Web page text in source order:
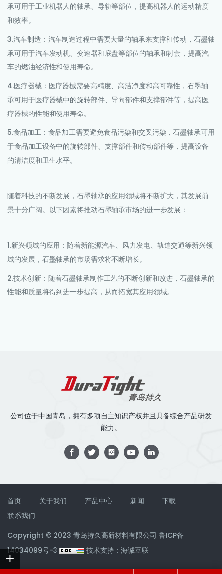
承可用于工业机器人的轴承、导轨等部位，提高机器人的运动精度
和效率。
3.汽车制造：汽车制造过程中需要大量的轴承来支撑和传动，石墨轴
承可用于汽车发动机、变速器和底盘等部位的轴承和衬套，提高汽
车的燃油经济性和使用寿命。
4.医疗器械：医疗器械需要高精度、高洁净度和高可靠性，石墨轴
承可用于医疗器械中的旋转部件、导向部件和支撑部件等，提高医
疗器械的性能和使用寿命。
5.食品加工：食品加工需要避免食品污染和交叉污染，石墨轴承可用
于食品加工设备中的旋转部件、支撑部件和传动部件等，提高设备
的清洁度和卫生水平。
随着科技的不断发展，石墨轴承的应用领域将不断扩大，其发展前
景十分广阔。以下因素将推动石墨轴承市场的进一步发展：
1.新兴领域的应用：随着新能源汽车、风力发电、轨道交通等新兴领
域的发展，石墨轴承的市场需求将不断增长。
2.技术创新：随着石墨轴承制作工艺的不断创新和改进，石墨轴承的
性能和质量将得到进一步提高，从而拓宽其应用领域。
公司位于中国青岛，拥有多项自主知识产权并且具备综合产品研发
能力。
首页 关于我们 产品中心 新闻
下载
联系我们
Copyright © 2023 青岛持久高新材料有限公司 鲁ICP备
14034099号-3
技术支持：海诚互联